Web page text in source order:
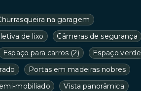
na garagem
de lixo
Câmeras de segurança
Espaço para carros (2)
Espaço verde
Portas em madeiras nobres
mobiliado Vista panorâmica